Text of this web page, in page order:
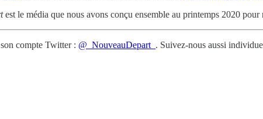
est le média que nous avons conçu ensemble au printemps 2020
compte Twitter : @_NouveauDepart_ . Suivez-nous aussi